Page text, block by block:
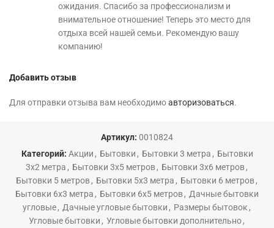
ожидания. Спасибо за профессионализм и
внимательное отношение! Теперь это место для
отдыха всей нашей семьи. Рекомендую вашу
компанию!
Добавить отзыв
Для отправки отзыва вам необходимоавторизоваться.
Артикул: 0010824
Категорий: Акции , Бытовки , Бытовки 3 метра , Бытовки
3х2 метра , Бытовки 3х5 метров , Бытовки 3х6 метров ,
Бытовки 5 метров , Бытовки 5х3 метра , Бытовки 6 метров ,
Бытовки 6х3 метра , Бытовки 6х5 метров, Дачные бытовки
угловые , Дачные угловые бытовки , Размеры бытовок ,
Угловые бытовки , Угловые бытовки дополнительно ,